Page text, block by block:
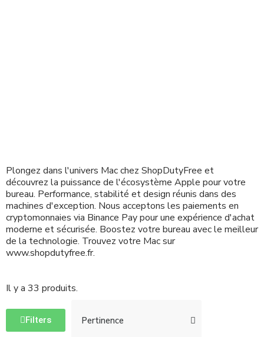
Plongez dans l'univers Mac chez ShopDutyFree et
découvrez la puissance de l'écosystème Apple pour votre
bureau. Performance, stabilité et design réunis dans des
machines d'exception. Nous acceptons les paiements en
cryptomonnaies via Binance Pay pour une expérience d'achat
moderne et sécurisée. Boostez votre bureau avec le meilleur
de la technologie. Trouvez votre Mac sur
www.shopdutyfree.fr.
Il y a 33 produits.
Filters